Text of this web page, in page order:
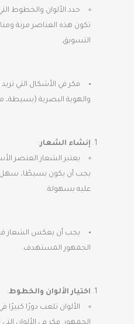
حدد الألوان والخطوط
تكون هذه العناصر مرنة
التسويق.
فكر في الأشكال التي
والهوية البصرية (بسيطة،
إنشاء الشعار:
يعتبر الشعار العنصر
يجب أن يكون بسيطًا، سهل
عليه بسهولة.
يجب أن يعكس الشعار
الجمهور المستهدف.
اختيار الألوان والخطوط:
الألوان تلعب دورًا كبيرًا